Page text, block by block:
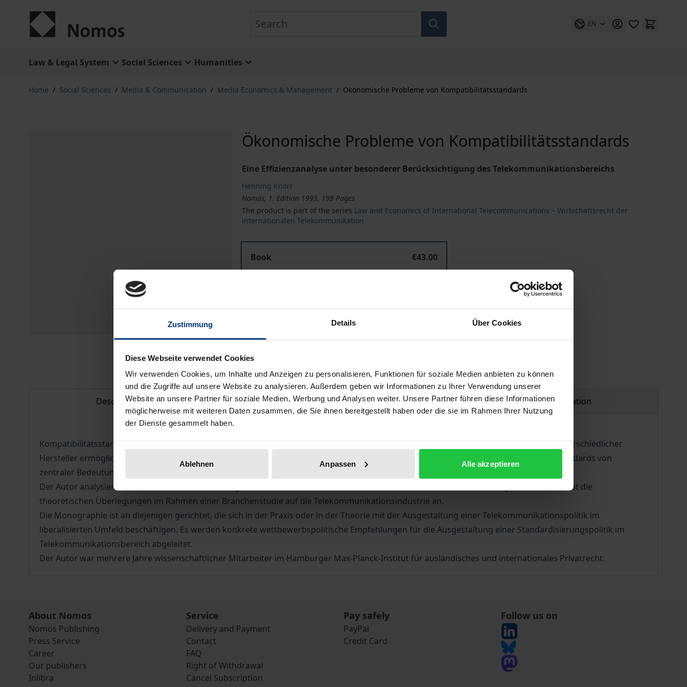
Zustimmung Details Über Cookies
Diese Webseite verwendet Cookies
Wir verwenden Cookies, um Inhalte und Anzeigen zu personalisieren, Funktionen für soziale Medien anbieten zu können
und die Zugriffe auf unsere Website zu analysieren. Außerdem geben wir Informationen zu Ihrer Verwendung unserer
Website an unsere Partner für soziale Medien, Werbung und Analysen weiter. Unsere Partner führen diese Informationen
möglicherweise mit weiteren Daten zusammen, die Sie ihnen bereitgestellt haben oder die sie im Rahmen Ihrer Nutzung
der Dienste gesammelt haben.
Ablehnen Anpassen Alle akzeptieren
EN
Law & Legal System Social Sciences Humanities
Home / Social Sciences / Media & Communication / Media Economics & Management / Ökonomische Probleme von Kompatibilitätsstandards
Ökonomische Probleme von Kompatibilitätsstandards
Eine Effizienzanalyse unter besonderer Berücksichtigung des Telekommunikationsbereichs
Henning Knorr
Nomos, 1. Edition 1993, 199 Pages
The product is part of the series Law and Economics of International Telecommunications – Wirtschaftsrecht der
internationalen Telekommunikation
Book
€43.00
ISBN 978-3-7890-2864-9
Description Bibliographical data Product safety information
Kompatibilitätsstandards sind Übereinkünfte zwischen Wirtschaftssubjekten, die das technische „Zusammenpassen“ von Produkten unterschiedlicher
Hersteller ermöglichen. In wichtigen Bereichen wie Telekommunikation, Datenverarbeitung oder Unterhaltungselektronik sind diese Standards von
zentraler Bedeutung.
Der Autor analysiert die ökonomischen Auswirkungen dieser Standards auf Marktstruktur, Marktverhalten und Marktergebnis und wendet die
theoretischen Überlegungen im Rahmen einer Branchenstudie auf die Telekommunikationsindustrie an.
Die Monographie ist an diejenigen gerichtet, die sich in der Praxis oder in der Theorie mit der Ausgestaltung einer Telekommunikationspolitik im
liberalisierten Umfeld beschäftigen. Es werden konkrete wettbewerbspolitische Empfehlungen für die Ausgestaltung einer Standardisierungspolitik im
Telekommunikationsbereich abgeleitet.
Der Autor war mehrere Jahre wissenschaftlicher Mitarbeiter im Hamburger Max-Planck-Institut für ausländisches und internationales Privatrecht.
About Nomos
Nomos Publishing
Press Service
Career
Our publishers
Inlibra
Service
Delivery and Payment
Contact
FAQ
Right of Withdrawal
Cancel Subscription
Pay safely
PayPal
Credit Card
Follow us on